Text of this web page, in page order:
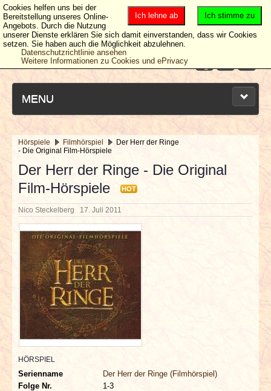
MENU
NEUESTE ARTIKEL
NEWS & DATES
BERICHTE
VERLOSUNGEN
INTERVIEWS
SPECIALS
REDAKTION
LINKS
Hörspiele Filmhörspiel
Der Herr der Ringe
- Die Original Film-Hörspiele
Der Herr der Ringe - Die Original
Film-Hörspiele
HOT
Nico Steckelberg 17. Juli 2011
HÖRSPIEL
Serienname
Der Herr der Ringe (Filmhörspiel)
Folge Nr.
1-3
Ich stimme zu
Ich lehne ab
Cookies helfen uns bei der
Bereitstellung unseres Online-
Angebots. Durch die Nutzung
unserer Dienste erklären Sie sich damit einverstanden, dass wir Cookies
setzen. Sie haben auch die Möglichkeit abzulehnen.
Datenschutzrichtlinie ansehen
Weitere Informationen zu Cookies und ePrivacy